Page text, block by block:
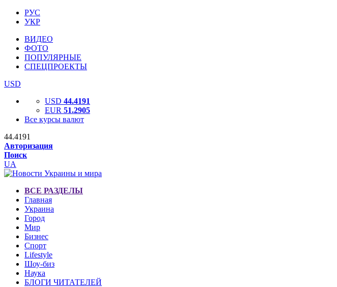
РУС
УКР
ВИДЕО
ФОТО
ПОПУЛЯРНЫЕ
СПЕЦПРОЕКТЫ
USD
USD 44.4191
EUR 51.2905
Все курсы валют
44.4191
Авторизация
Поиск
UA
ВСЕ РАЗДЕЛЫ
Главная
Украина
Город
Мир
Бизнес
Спорт
Lifestyle
Шоу-биз
Наука
БЛОГИ ЧИТАТЕЛЕЙ